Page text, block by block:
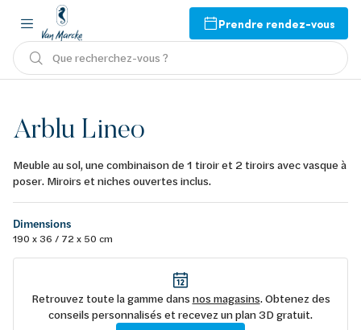
Prendre rendez-vous
Que recherchez-vous ?
Arblu Lineo
Meuble au sol, une combinaison de 1 tiroir et 2 tiroirs avec vasque à
poser. Miroirs et niches ouvertes inclus.
Dimensions
190 x 36 / 72 x 50 cm
Retrouvez toute la gamme dans nos magasins. Obtenez des
conseils personnalisés et recevez un plan 3D gratuit.